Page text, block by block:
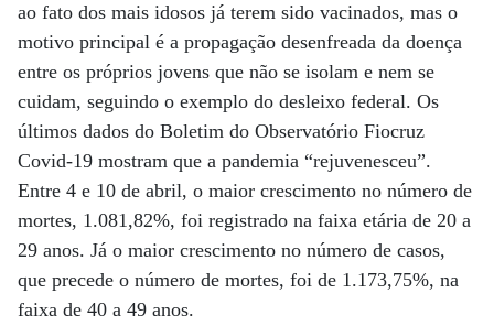
ao fato dos mais idosos já terem sido vacinados, mas o
motivo principal é a propagação desenfreada da doença
entre os próprios jovens que não se isolam e nem se
cuidam, seguindo o exemplo do desleixo federal. Os
últimos dados do Boletim do Observatório Fiocruz
Covid-19 mostram que a pandemia “rejuvenesceu”.
Entre 4 e 10 de abril, o maior crescimento no número de
mortes, 1.081,82%, foi registrado na faixa etária de 20 a
29 anos. Já o maior crescimento no número de casos,
que precede o número de mortes, foi de 1.173,75%, na
faixa de 40 a 49 anos.